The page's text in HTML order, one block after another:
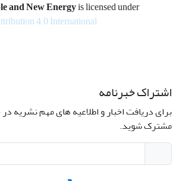
and New Energyis licensed under
4.0 International
اشتراک خبرنامه
برای دریافت اخبار و اطلاعیه های مهم نشریه
مشترک شوید.